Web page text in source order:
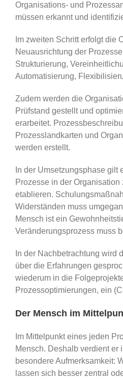
Organisations- und
müssen erkannt und
Im zweiten Schritt erfolgt die
Neuausrichtung der
Strukturierung,
Automatisierung,
Zudem werden die
Prüfstand gestellt und
erarbeitet.
Prozesslandkarten und
werden erstellt.
In der Umsetzungsphase gilt
Prozesse in der Organisation
etablieren.
Widerständen muss
Mensch ist ein
Veränderungsprozess muss
In der Nachbetrachtung wird
über die Erfahrungen
wiederum in die
Prozessoptimierungen, ein
Der Mensch im
Im Mittelpunkt eines jeden
Mensch. Deshalb verdient er
besondere Aufmerksamkeit:
lassen sich besser zentral